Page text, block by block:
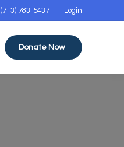
(713) 783-5437 Login
Donate Now